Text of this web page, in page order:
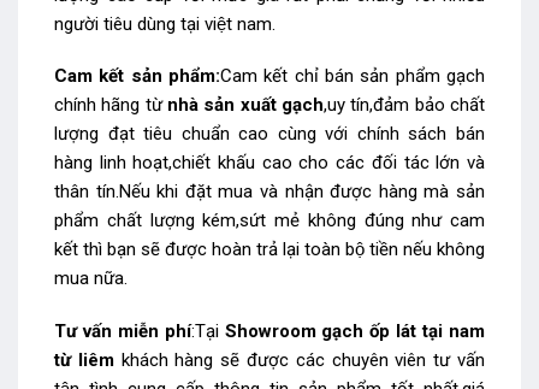
người tiêu dùng tại việt nam.
Cam kết sản phẩm:Cam kết chỉ bán sản phẩm gạch
chính hãng từ nhà sản xuất gạch,uy tín,đảm bảo chất
lượng đạt tiêu chuẩn cao cùng với chính sách bán
hàng linh hoạt,chiết khấu cao cho các đối tác lớn và
thân tín.Nếu khi đặt mua và nhận được hàng mà sản
phẩm chất lượng kém,sứt mẻ không đúng như cam
kết thì bạn sẽ được hoàn trả lại toàn bộ tiền nếu không
mua nữa.
Tư vấn miễn phí:TạiShowroom gạch ốp lát tại nam
từ liêm khách hàng sẽ được các chuyên viên tư vấn